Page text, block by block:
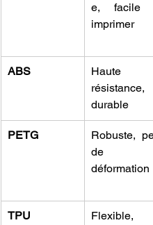
e, facile
imprimer
ABS
Haute
résistance,
durable
PETG
Robuste,
de
déformation
TPU
Flexible,